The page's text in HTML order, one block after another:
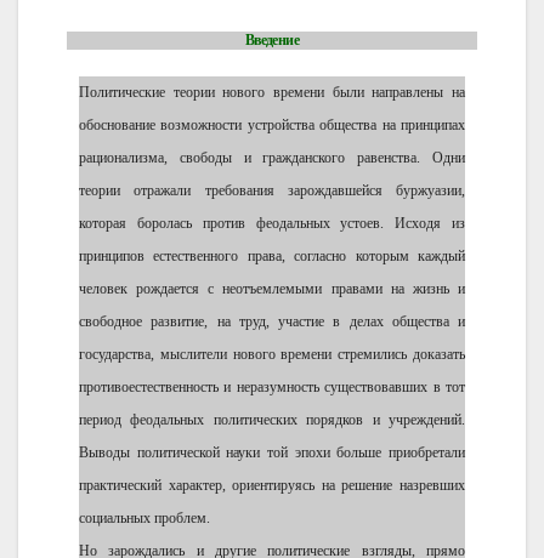
Введение
Политические теории нового времени были направлены на
обоснование возможности устройства общества на принципах
рационализма, свободы и гражданского равенства. Одни
теории отражали требования зарождавшейся буржуазии,
которая боролась против феодальных устоев. Исходя из
принципов естественного права, согласно которым каждый
человек рождается с неотъемлемыми правами на жизнь и
свободное развитие, на труд, участие в делах общества и
государства, мыслители нового времени стремились доказать
противоестественность и неразумность существовавших в тот
период феодальных политических порядков и учреждений.
Выводы политической науки той эпохи больше приобретали
практический характер, ориентируясь на решение назревших
социальных проблем.
Но зарождались и другие политические взгляды, прямо